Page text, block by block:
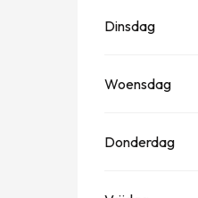
Dinsdag
Woensdag
Donderdag